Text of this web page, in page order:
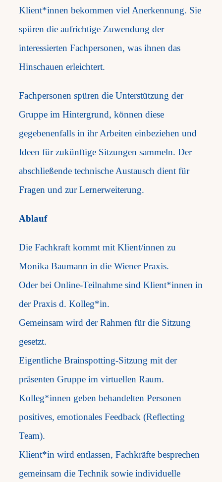
Klient*innen bekommen viel Anerkennung. Sie
spüren die aufrichtige Zuwendung der
interessierten Fachpersonen, was ihnen das
Hinschauen erleichtert.
Fachpersonen spüren die Unterstützung der
Gruppe im Hintergrund, können diese
gegebenenfalls in ihr Arbeiten einbeziehen und
Ideen für zukünftige Sitzungen sammeln. Der
abschließende technische Austausch dient für
Fragen und zur Lernerweiterung.
Ablauf
Die Fachkraft kommt mit Klient/innen zu
Monika Baumann in die Wiener Praxis.
Oder bei Online-Teilnahme sind Klient*innen in
der Praxis d. Kolleg*in.
Gemeinsam wird der Rahmen für die Sitzung
gesetzt.
Eigentliche Brainspotting-Sitzung mit der
präsenten Gruppe im virtuellen Raum.
Kolleg*innen geben behandelten Personen
positives, emotionales Feedback (Reflecting
Team).
Klient*in wird entlassen, Fachkräfte besprechen
gemeinsam die Technik sowie individuelle